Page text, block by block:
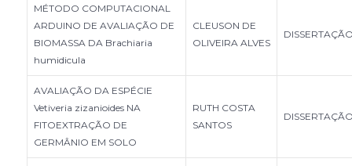
MÉTODO COMPUTACIONAL
ARDUINO DE AVALIAÇÃO DE
BIOMASSA DA Brachiaria
humidicula
CLEUSON DE
OLIVEIRA ALVES
AVALIAÇÃO DA ESPÉCIE
Vetiveria zizanioides NA
FITOEXTRAÇÃO DE
GERMÂNIO EM SOLO
RUTH COSTA
SANTOS